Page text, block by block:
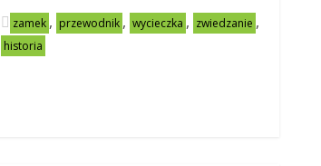
zamek , przewodnik , wycieczka , zwiedzanie ,
historia